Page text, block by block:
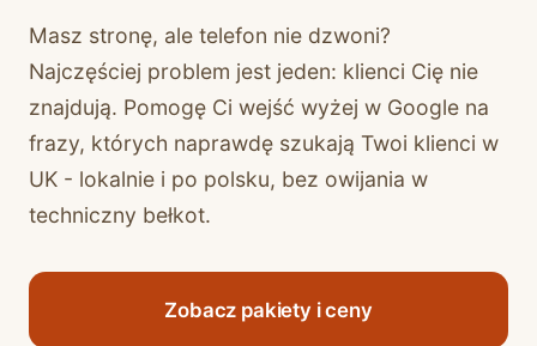
Masz stronę, ale telefon nie dzwoni?
Najczęściej problem jest jeden: klienci Cię nie
znajdują. Pomogę Ci wejść wyżej w Google na
frazy, których naprawdę szukają Twoi klienci w
UK - lokalnie i po polsku, bez owijania w
techniczny bełkot.
Zobacz pakiety i ceny